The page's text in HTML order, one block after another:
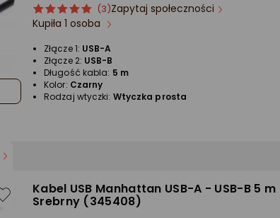
ocena
produktu
gwiazdki
Ocena
produktu
(3)Zapytaj społeczności
Kupiła 1 osoba
Złącze 1: USB-A
Złącze 2: USB-B
Długość kabla: 5 m
Kolor: Czarny
Rodzaj wtyczki: Wtyczka prosta
Kabel USB Manhattan USB-A - USB-B 5 m
Srebrny (345408)